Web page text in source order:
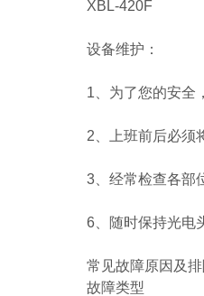
XBL-420F
设备维护：
1、为了您的安全
2、上班前后必须
3、经常检查各部
6、随时保持光电
常见故障原因及
故障类型